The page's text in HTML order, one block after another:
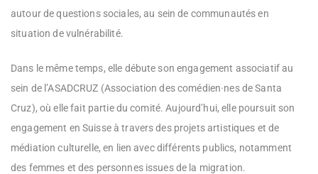
autour de questions sociales, au sein de communautés en
situation de vulnérabilité.
Dans le même temps, elle débute son engagement associatif au
sein de l’ASADCRUZ (Association des comédien·nes de Santa
Cruz), où elle fait partie du comité. Aujourd’hui, elle poursuit son
engagement en Suisse à travers des projets artistiques et de
médiation culturelle, en lien avec différents publics, notamment
des femmes et des personnes issues de la migration.